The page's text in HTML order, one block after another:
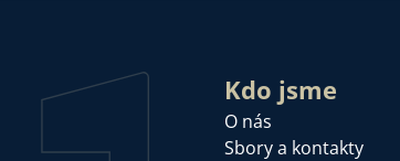
Kdo jsme
O nás
Sbory a kontakty